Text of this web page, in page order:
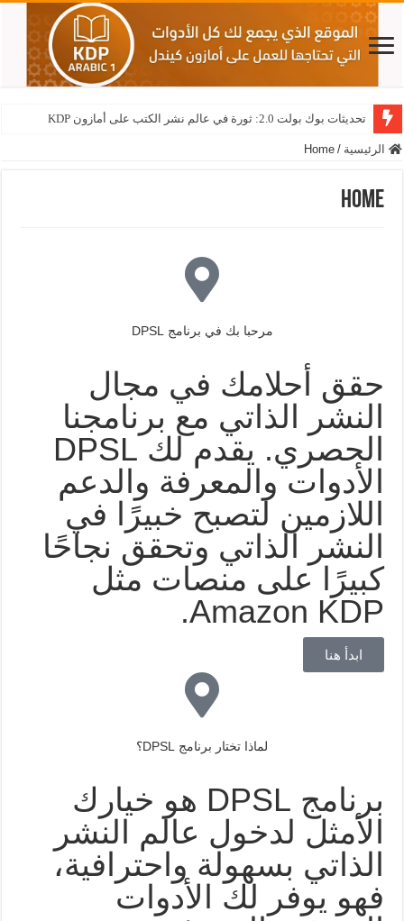
تحديثات بوك بولت 2.0: ثورة في عالم نشر الكتب على أمازون KDP
نيش جيكساو سودوكو: دليلك الشامل لتصدر نتائج أمازون KDP
الرئيسية /
Home
Home
مرحبا بك في برنامج DPSL
حقق أحلامك في مجال
النشر الذاتي مع برنامجنا
الحصري. يقدم لك DPSL
الأدوات والمعرفة والدعم
اللازمين لتصبح خبيرًا في
النشر الذاتي وتحقق نجاحًا
كبيرًا على منصات مثل
Amazon KDP.
ابدأ هنا
لماذا تختار برنامج DPSL؟
برنامج DPSL هو خيارك
الأمثل لدخول عالم النشر
الذاتي بسهولة واحترافية،
فهو يوفر لك الأدوات